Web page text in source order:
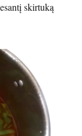
skirtuką